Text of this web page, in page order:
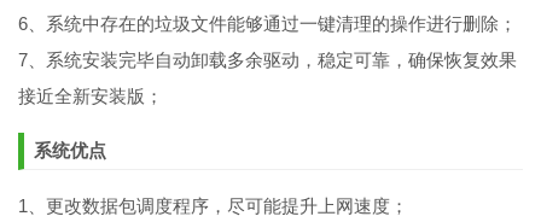
6、系统中存在的垃圾文件能够通过一键清理的操作进行删除；
7、系统安装完毕自动卸载多余驱动，稳定可靠，确保恢复效果
接近全新安装版；
系统优点
1、更改数据包调度程序，尽可能提升上网速度；